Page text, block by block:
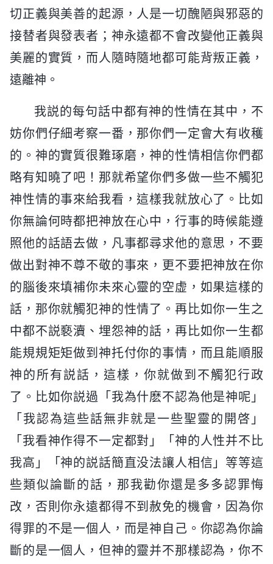
切正義與美善的起源，人是一切醜陋與邪惡的
接替者與發表者；神永遠都不會改變他正義與
美麗的實質，而人隨時隨地都可能背叛正義，
遠離神。
我説的每句話中都有神的性情在其中，不
妨你們仔細考察一番，那你們一定會大有收穫
的。神的實質很難琢磨，神的性情相信你們都
略有知曉了吧！那就希望你們多做一些不觸犯
神性情的事來給我看，這樣我就放心了。比如
你無論何時都把神放在心中，行事的時候能遵
照他的話語去做，凡事都尋求他的意思，不要
做出對神不尊不敬的事來，更不要把神放在你
的腦後來填補你未來心靈的空虚，如果這樣的
話，那你就觸犯神的性情了。再比如你一生之
中都不説褻瀆、埋怨神的話，再比如你一生都
能規規矩矩做到神托付你的事情，而且能順服
神的所有説話，這樣，你就做到不觸犯行政
了。比如你説過「我為什麽不認為他是神呢」
「我認為這些話無非就是一些聖靈的開啓」
「我看神作得不一定都對」「神的人性并不比
我高」「神的説話簡直没法讓人相信」等等這
些類似論斷的話，那我勸你還是多多認罪悔
改，否則你永遠都得不到赦免的機會，因為你
得罪的不是一個人，而是神自己。你認為你論
斷的是一個人，但神的靈并不那樣認為，你不